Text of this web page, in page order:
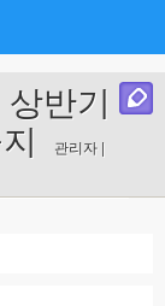
반기
관리자 |